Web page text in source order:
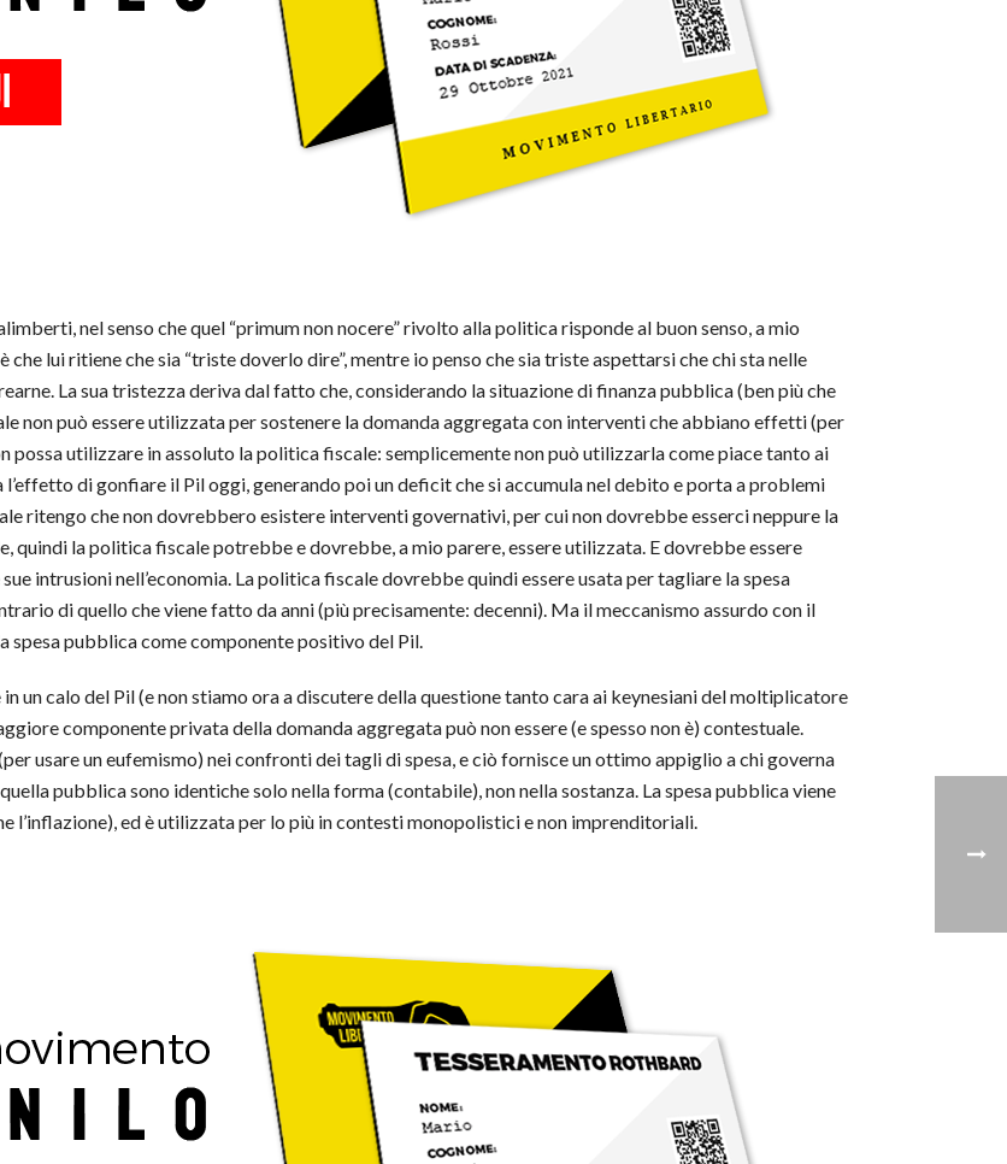
nel senso che quel “primum non nocere” rivolto alla politica risponde al buon senso, a mio
lui ritiene che sia “triste doverlo dire”, mentre io penso che sia triste aspettarsi che chi sta nelle
La sua tristezza deriva dal fatto che, considerando la situazione di finanza pubblica (ben più che
non può essere utilizzata per sostenere la domanda aggregata con interventi che abbiano effetti (per
possa utilizzare in assoluto la politica fiscale: semplicemente non può utilizzarla come piace tanto ai
di gonfiare il Pil oggi, generando poi un deficit che si accumula nel debito e porta a problemi
ritengo che non dovrebbero esistere interventi governativi, per cui non dovrebbe esserci neppure la
quindi la politica fiscale potrebbe e dovrebbe, a mio parere, essere utilizzata. E dovrebbe essere
intrusioni nell’economia. La politica fiscale dovrebbe quindi essere usata per tagliare la spesa
di quello che viene fatto da anni (più precisamente: decenni). Ma il meccanismo assurdo con il
pubblica come componente positivo del Pil.
un calo del Pil (e non stiamo ora a discutere della questione tanto cara ai keynesiani del moltiplicatore
componente privata della domanda aggregata può non essere (e spesso non è) contestuale.
usare un eufemismo) nei confronti dei tagli di spesa, e ciò fornisce un ottimo appiglio a chi governa
pubblica sono identiche solo nella forma (contabile), non nella sostanza. La spesa pubblica viene
l’inflazione), ed è utilizzata per lo più in contesti monopolistici e non imprenditoriali.